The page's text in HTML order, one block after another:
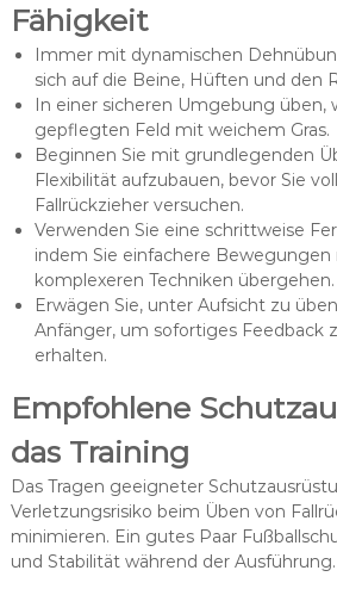
Fähigkeit
Immer mit dynamischen
sich auf die Beine, Hüften und den
In einer sicheren Umgebung üben,
gepflegten Feld mit weichem Gras.
Beginnen Sie mit grundlegenden
Flexibilität aufzubauen, bevor Sie
Fallrückzieher versuchen.
Verwenden Sie eine schrittweise
indem Sie einfachere Bewegungen
komplexeren Techniken übergehen.
Erwägen Sie, unter Aufsicht zu
Anfänger, um sofortiges Feedback
erhalten.
Empfohlene
das Training
Das Tragen geeigneter
Verletzungsrisiko beim Üben von
minimieren. Ein gutes Paar
und Stabilität während der Ausführung.